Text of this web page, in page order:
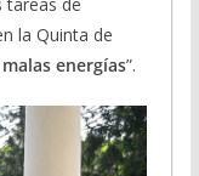
la Quinta de
energías”.